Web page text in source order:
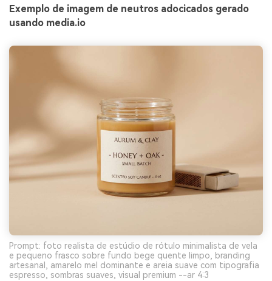
Exemplo de imagem de neutros adocicados gerado
usando media.io
Prompt: foto realista de estúdio de rótulo minimalista de vela
e pequeno frasco sobre fundo bege quente limpo, branding
artesanal, amarelo mel dominante e areia suave com tipografia
espresso, sombras suaves, visual premium --ar 4:3